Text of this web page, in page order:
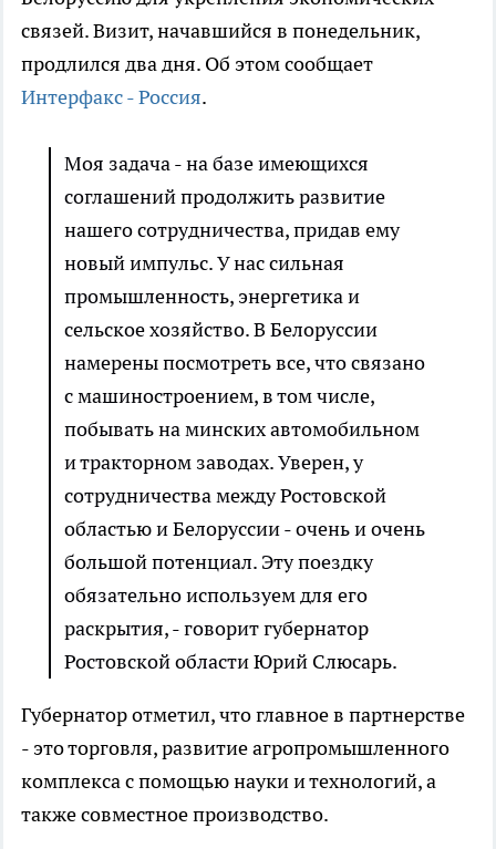
связей. Визит, начавшийся в понедельник,
продлился два дня. Об этом сообщает
Интерфакс - Россия.
Моя задача - на базе имеющихся
соглашений продолжить развитие
нашего сотрудничества, придав ему
новый импульс. У нас сильная
промышленность, энергетика и
сельское хозяйство. В Белоруссии
намерены посмотреть все, что связано
с машиностроением, в том числе,
побывать на минских автомобильном
и тракторном заводах. Уверен, у
сотрудничества между Ростовской
областью и Белоруссии - очень и очень
большой потенциал. Эту поездку
обязательно используем для его
раскрытия, - говорит губернатор
Ростовской области Юрий Слюсарь.
Губернатор отметил, что главное в партнерстве
- это торговля, развитие агропромышленного
комплекса с помощью науки и технологий, а
также совместное производство.